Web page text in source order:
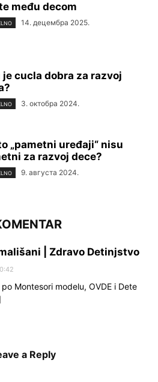
među decom
14. децембра 2025.
je cucla dobra za razvoj
3. октобра 2024.
„pametni uređaji“ nisu
za razvoj dece?
9. августа 2024.
| Zdravo Detinjstvo
Montesori modelu, OVDE i Dete
a Reply